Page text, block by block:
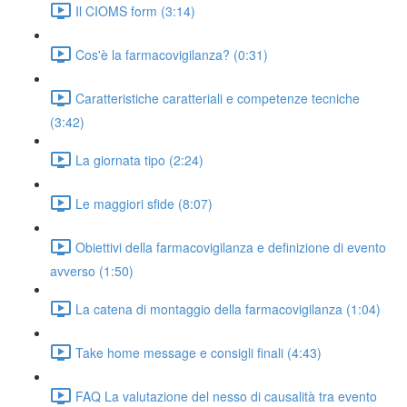
Il CIOMS form (3:14)
Cos'è la farmacovigilanza? (0:31)
Caratteristiche caratteriali e competenze tecniche
(3:42)
La giornata tipo (2:24)
Le maggiori sfide (8:07)
Obiettivi della farmacovigilanza e definizione di evento
avverso (1:50)
La catena di montaggio della farmacovigilanza (1:04)
Take home message e consigli finali (4:43)
FAQ La valutazione del nesso di causalità tra evento